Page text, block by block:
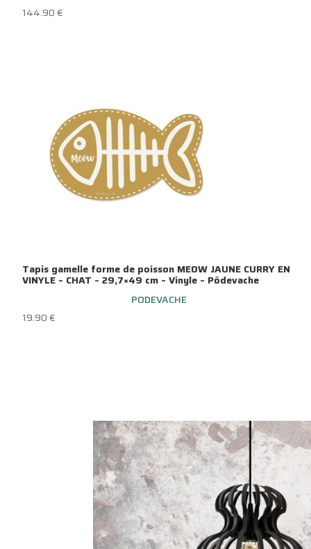
144.90€
Tapis gamelle forme de poisson MEOW JAUNE CURRY EN
VINYLE – CHAT – 29,7×49 cm – Vinyle – Pôdevache
PODEVACHE
19.90€